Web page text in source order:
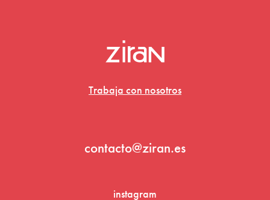
Trabaja con nosotros
contacto@ziran.es
instagram